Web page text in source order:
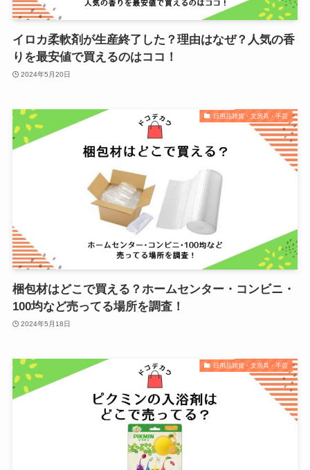
イロカ柔軟剤が生産終了した？理由はなぜ？人気の香
りを最安値で買えるのはココ！
2024年5月20日
日用品雑貨・文房具・手芸
梱包材はどこで買える？ホームセンター・コンビニ・
100均など売ってる場所を調査！
2024年5月18日
日用品雑貨・文房具・手芸